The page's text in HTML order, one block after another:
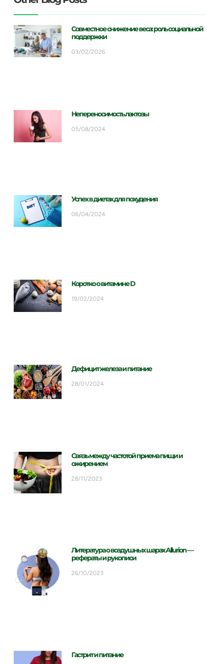
Совместное снижение веса: роль социальной
поддержки
03/02/2026
Непереносимость лактозы
05/08/2024
Успех в диетах для похудения
06/04/2024
Коротко о витамине D
19/02/2024
Дефицит железа и питание
28/01/2024
Связь между частотой приема пищи и
ожирением
28/11/2023
Литература о воздушных шарах Allurion —
рефераты и рукописи
26/10/2023
Гастрит и питание